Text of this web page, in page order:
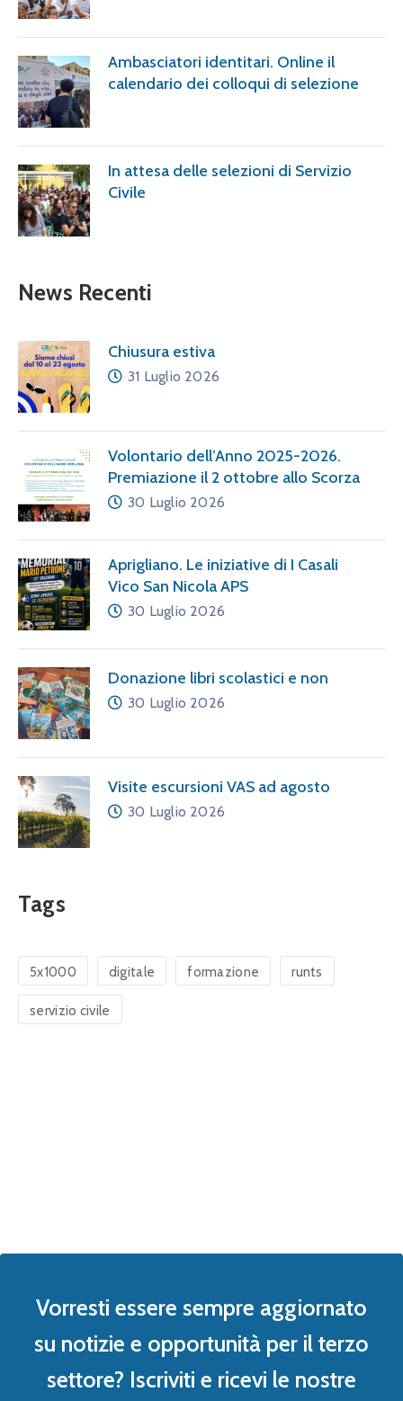
Ambasciatori identitari. Online il
calendario dei colloqui di selezione
In attesa delle selezioni di Servizio
Civile
News Recenti
Chiusura estiva
31 Luglio 2026
Volontario dell’Anno 2025-2026.
Premiazione il 2 ottobre allo Scorza
30 Luglio 2026
Aprigliano. Le iniziative di I Casali
Vico San Nicola APS
30 Luglio 2026
Donazione libri scolastici e non
30 Luglio 2026
Visite escursioni VAS ad agosto
30 Luglio 2026
Tags
5x1000 digitale formazione runts
servizio civile
Vorresti essere sempre aggiornato
su notizie e opportunità per il terzo
settore? Iscriviti e ricevi le nostre